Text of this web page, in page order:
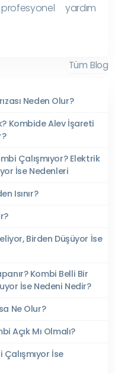
yardım
Tüm Blog
Neden Olur?
Kombide Alev İşareti
Çalışmıyor? Elektrik
İse Nedenleri
Isınır?
Birden Düşüyor İse
Kombi Belli Bir
İse Nedeni Nedir?
Ne Olur?
Açık Mı Olmalı?
İse